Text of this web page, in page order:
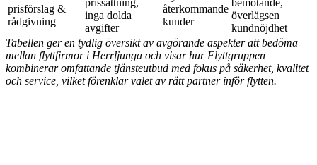
prisförslag &
rådgivning
prissättning,
inga dolda
avgifter
återkommande
kunder
bemötande,
överlägsen
kundnöjdhet
Tabellen ger en tydlig översikt av avgörande aspekter att bedöma
mellan flyttfirmor i Herrljunga och visar hur Flyttgruppen
kombinerar omfattande tjänsteutbud med fokus på säkerhet, kvalitet
och service, vilket förenklar valet av rätt partner inför flytten.